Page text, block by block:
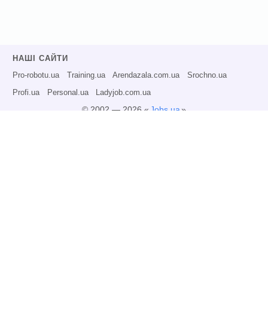
НАШІ САЙТИ
Pro-robotu.ua Training.ua Arendazala.com.ua Srochno.ua
Profi.ua Personal.ua Ladyjob.com.ua
© 2002 — 2026 « Jobs.ua»